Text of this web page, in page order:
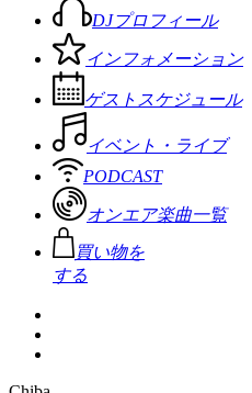
DJプロフィール
インフォメーション
ゲストスケジュール
イベント・ライブ
PODCAST
オンエア楽曲一覧
買い物を
する